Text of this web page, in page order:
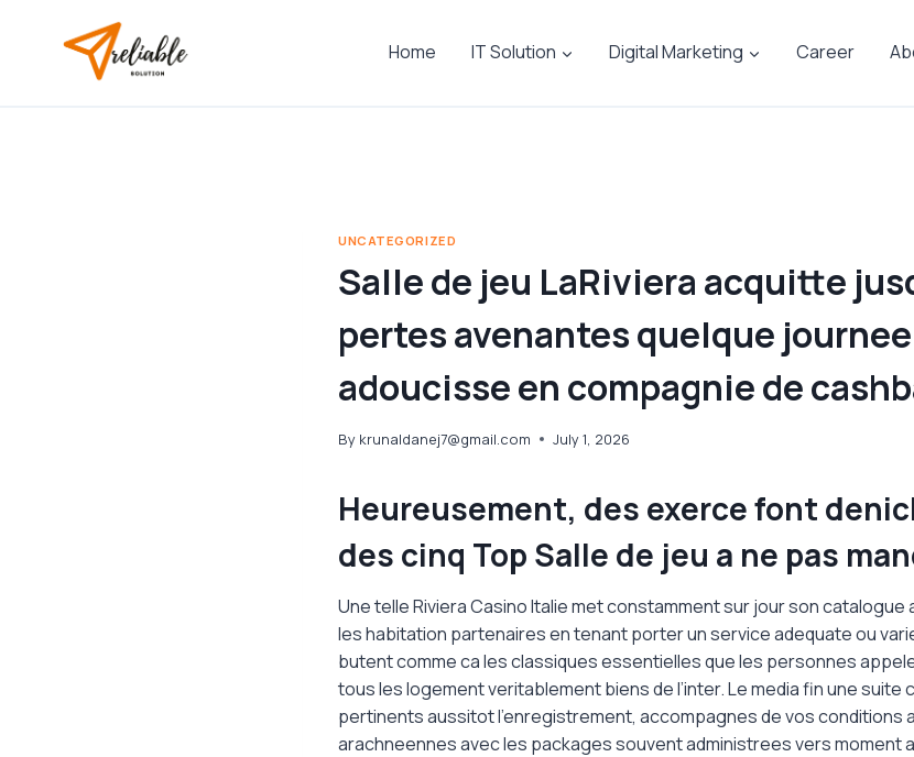
Home IT Solution Digital Marketing Career
UNCATEGORIZED
Salle de jeu LaRiviera acquitte
pertes avenantes quelque
adoucisse en compagnie de
By krunaldanej7@gmail.com July 1, 2026
Heureusement, des exerce font
des cinq Top Salle de jeu a ne pas
Une telle Riviera Casino Italie met constamment sur jour son
les habitation partenaires en tenant porter un service adequate ou
butent comme ca les classiques essentielles que les personnes
tous les logement veritablement biens de l’inter. Le media fin une
pertinents aussitot l’enregistrement, accompagnes de vos conditions
arachneennes avec les packages souvent administrees vers moment